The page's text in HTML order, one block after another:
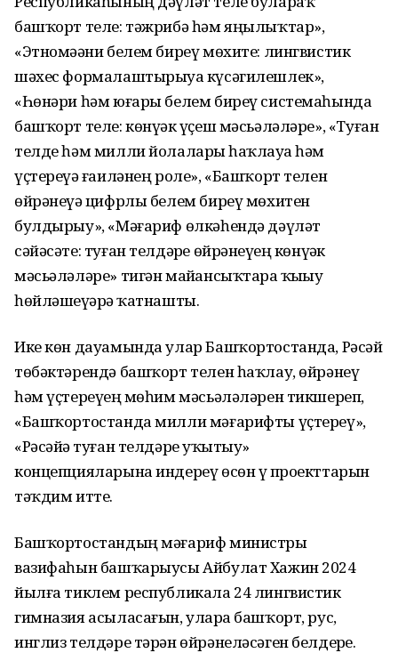
башҡорт теле: тәжрибә һәм яңылыҡтар»,
«Этномәҙәни белем биреү мөхите: лингвистик
шәхес формалаштырыуҙа күсәгилешлек»,
«Һөнәри һәм юғары белем биреү системаһында
башҡорт теле: көнүҙәк үҫеш мәсьәләләре», «Туған
телде һәм милли йолаларҙы һаҡлауҙа һәм
үҫтереүҙә ғаиләнең роле», «Башҡорт телен
өйрәнеүҙә цифрлы белем биреү мөхитен
булдырыу», «Мәғариф өлкәһендә дәүләт
сәйәсәте: туған телдәрҙе өйрәнеүҙең көнүҙәк
мәсьәләләре» тигән майҙансыҡтарҙа ҡыҙыу
һөйләшеүҙәрҙә ҡатнашты.
Ике көн дауамында улар Башҡортостанда, Рәсәй
төбәктәрендә башҡорт телен һаҡлау, өйрәнеү
һәм үҫтереүҙең мөһим мәсьәләләрен тикшереп,
«Башҡортостанда милли мәғарифты үҫтереү»,
«Рәсәйҙә туған телдәрҙе уҡытыу»
концепцияларына индереү өсөн үҙ проекттарын
тәҡдим итте.
Башҡортостандың мәғариф министры
вазифаһын башҡарыусы Ай­булат Хажин 2024
йылға тиклем республикала 24 лингвистик
гимназия асыласағын, уларҙа башҡорт, рус,
инглиз телдәре тәрән өйрәнеләсәген белдерҙе.